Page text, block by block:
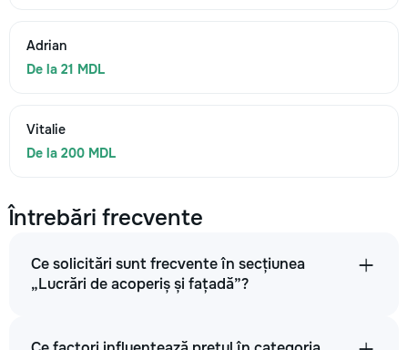
Adrian
De la 21 MDL
Vitalie
De la 200 MDL
Întrebări frecvente
Ce solicitări sunt frecvente în secțiunea
„Lucrări de acoperiș și fațadă”?